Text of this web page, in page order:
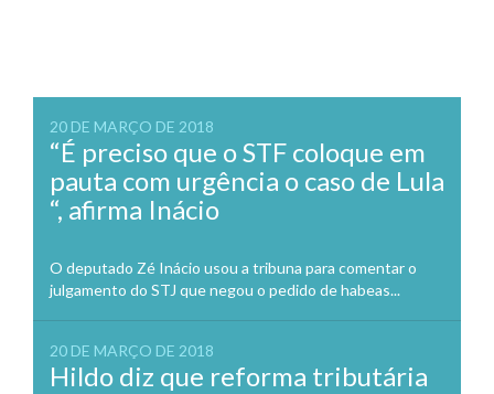
20 DE MARÇO DE 2018
“É preciso que o STF coloque em
pauta com urgência o caso de Lula
“, afirma Inácio
O deputado Zé Inácio usou a tribuna para comentar o
julgamento do STJ que negou o pedido de habeas...
20 DE MARÇO DE 2018
Hildo diz que reforma tributária